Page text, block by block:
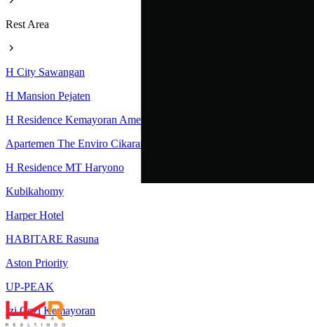
Rest Area
H City Sawangan
H Mansion Pejaten
H Residence Kemayoran Amethyst Tower
Apartemen The Enviro Cikarang
H Residence MT Haryono
Kubikahomy
Harper Hotel
HABITARE Rasuna
Aston Priority
UP-PEAK
Izi Cozi Kemayoran